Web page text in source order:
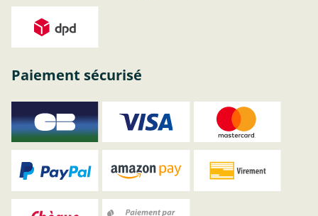
Paiement sécurisé